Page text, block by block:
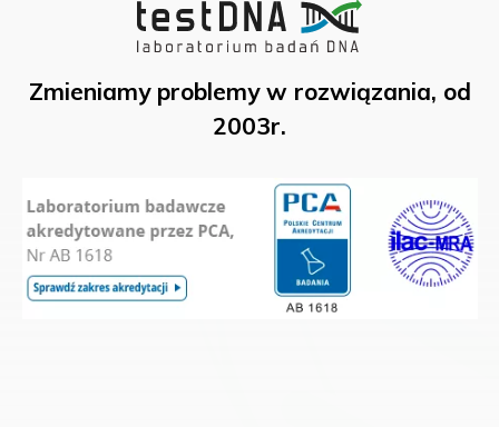
Zmieniamy problemy w rozwiązania, od
2003r.